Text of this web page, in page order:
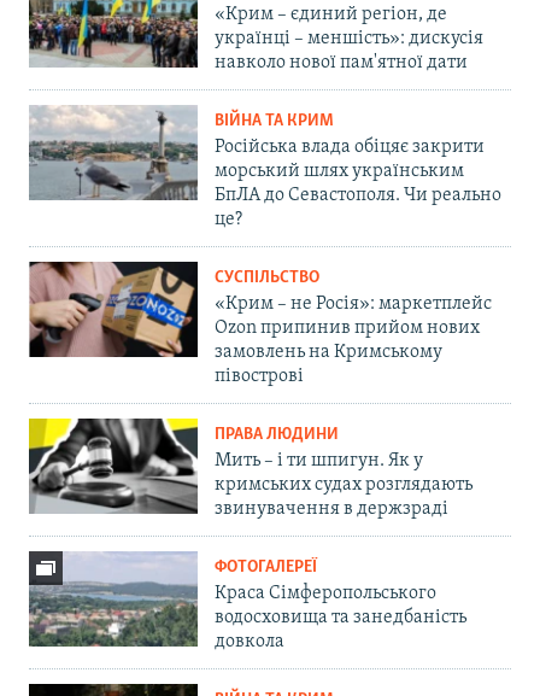
«Крим – єдиний регіон, де
українці – меншість»: дискусія
навколо нової пам'ятної дати
ВІЙНА ТА КРИМ
Російська влада обіцяє закрити
морський шлях українським
БпЛА до Севастополя. Чи реально
це?
СУСПІЛЬСТВО
«Крим – не Росія»: маркетплейс
Ozon припинив прийом нових
замовлень на Кримському
півострові
ПРАВА ЛЮДИНИ
Мить – і ти шпигун. Як у
кримських судах розглядають
звинувачення в держзраді
ФОТОГАЛЕРЕЇ
Краса Сімферопольського
водосховища та занедбаність
довкола